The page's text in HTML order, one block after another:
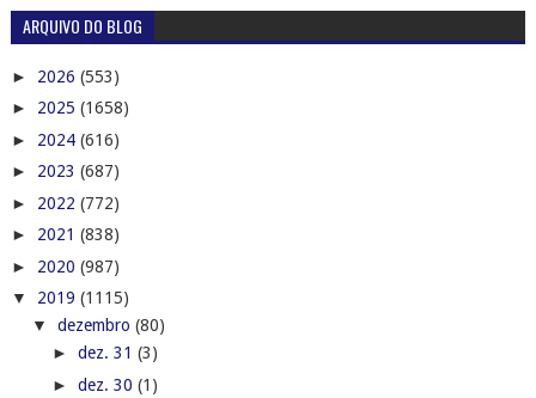
ARQUIVO DO BLOG
► 2026 (553)
► 2025 (1658)
► 2024 (616)
► 2023 (687)
► 2022 (772)
► 2021 (838)
► 2020 (987)
▼ 2019 (1115)
▼ dezembro (80)
► dez. 31 (3)
► dez. 30 (1)